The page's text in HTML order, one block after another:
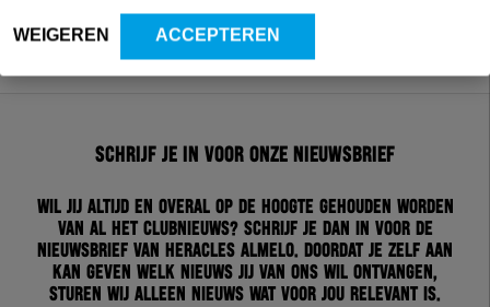
WEIGEREN ACCEPTEREN
Schrijf je in voor onze nieuwsbrief
Wil jij altijd en overal op de hoogte gehouden worden
van al het clubnieuws? Schrijf je dan in voor de
nieuwsbrief van Heracles Almelo. Doordat je zelf aan
kan geven welk nieuws jij van ons wil ontvangen,
sturen wij alleen nieuws wat voor jou relevant is.